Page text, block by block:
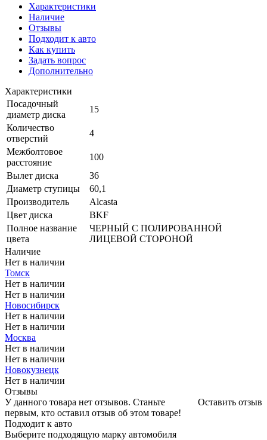
Характеристики
Наличие
Отзывы
Подходит к авто
Как купить
Задать вопрос
Дополнительно
Характеристики
Посадочный
диаметр диска
15
Количество
отверстий
4
Межболтовое
расстояние
100
Вылет диска
36
Диаметр ступицы
60,1
Производитель
Alcasta
Цвет диска
BKF
Полное название
цвета
ЧЕРНЫЙ С ПОЛИРОВАННОЙ
ЛИЦЕВОЙ СТОРОНОЙ
Наличие
Нет в наличии
Томск
Нет в наличии
Нет в наличии
Новосибирск
Нет в наличии
Нет в наличии
Москва
Нет в наличии
Нет в наличии
Новокузнецк
Нет в наличии
Отзывы
Оставить отзыв
У данного товара нет отзывов. Станьте
первым, кто оставил отзыв об этом товаре!
Подходит к авто
Выберите подходящую марку автомобиля